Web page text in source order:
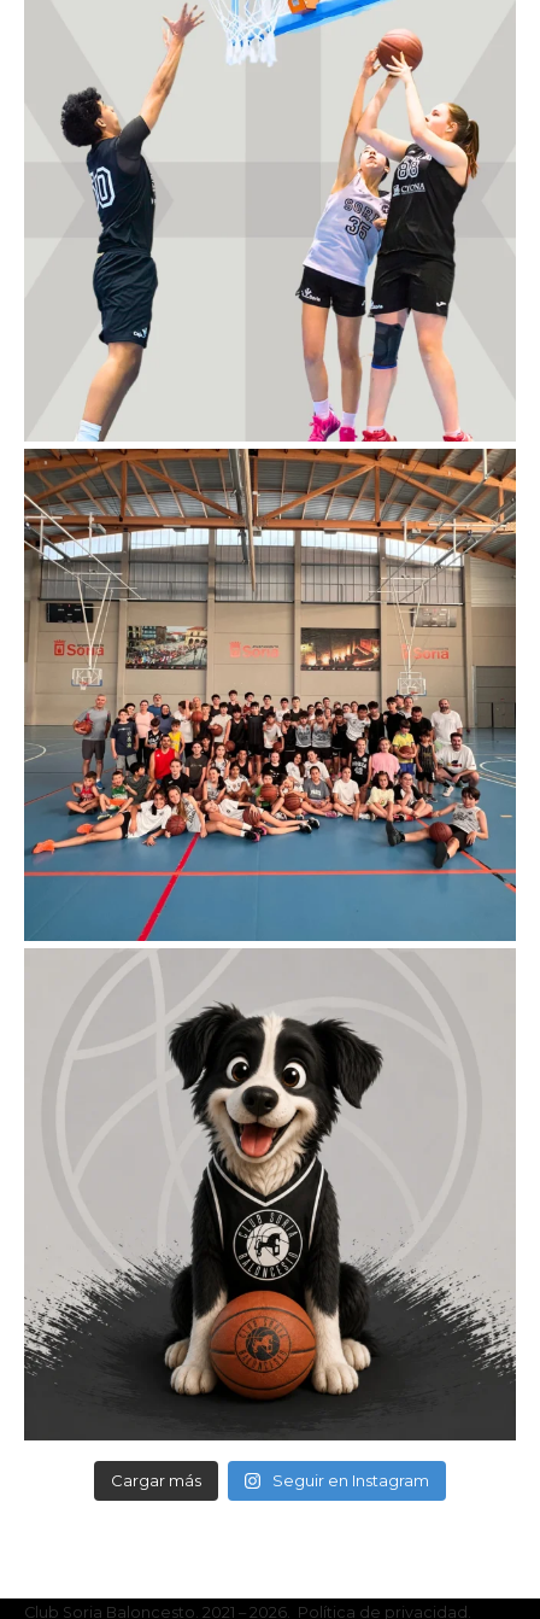
Cargar más Seguir en Instagram
Club Soria Baloncesto. 2021 – 2026. Política de privacidad.